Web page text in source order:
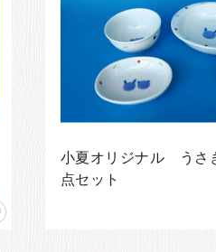
小夏オリジナル うさ
点セット